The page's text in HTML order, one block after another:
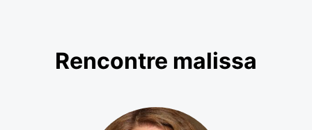
Rencontre malissa